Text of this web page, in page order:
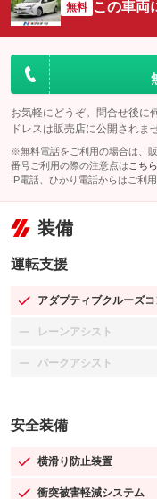
無料 この車両
お気軽にどうぞ。問合せ後に
ドレスは販売店に公開されま
※無料電話をご利用の場合は、
番号ご利用の際の注意点は こちら
IP電話、ひかり電話からはご利
装備
運転支援
アダプティブクルーズ
：装備あり
レーンアシスト
：装備なし
パークアシスト
：装備なし
安全装備
横滑り防止装置
：装備あり
衝突被害軽減システム